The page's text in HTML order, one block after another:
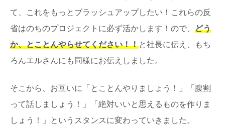
て、これをもっとブラッシュアップしたい！これらの反
省はのちのプロジェクトに必ず活かします！ので、 どう
か、とことんやらせてください！！と社長に伝え、もち
ろんエルさんにも同様にお伝えしました。
そこから、お互いに「とことんやりましょう！」「腹割
って話しましょう！」「絶対いいと思えるものを作りま
しょう！」というスタンスに変わっていきました。